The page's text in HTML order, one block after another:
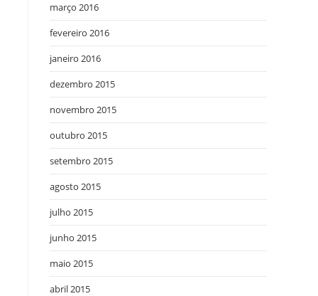
março 2016
fevereiro 2016
janeiro 2016
dezembro 2015
novembro 2015
outubro 2015
setembro 2015
agosto 2015
julho 2015
junho 2015
maio 2015
abril 2015